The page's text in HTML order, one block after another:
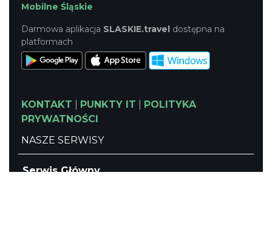
Mobilne Śląskie
Darmowa aplikacja SLASKIE.travel dostępna na
platformach
KONTAKT PUNKTY IT
POLITYKA
PRYWATNOŚCI
NASZE SERWISY
Serwis Główny